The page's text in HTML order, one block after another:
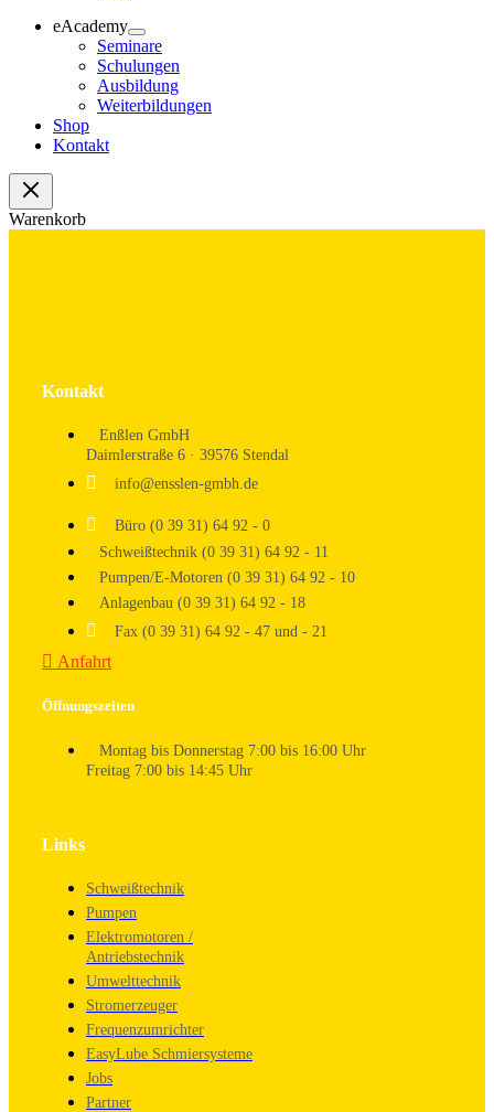
eAcademy
Seminare
Schulungen
Ausbildung
Weiterbildungen
Shop
Kontakt
Warenkorb
Kontakt
Enßlen GmbH
Daimlerstraße 6 · 39576 Stendal
info@ensslen-gmbh.de
Büro (0 39 31) 64 92 - 0
Schweißtechnik (0 39 31) 64 92 - 11
Pumpen/E-Motoren (0 39 31) 64 92 - 10
Anlagenbau (0 39 31) 64 92 - 18
Fax (0 39 31) 64 92 - 47 und - 21
Anfahrt
Öffnungszeiten
Montag bis Donnerstag 7:00 bis 16:00 Uhr
Freitag 7:00 bis 14:45 Uhr
Links
Schweißtechnik
Pumpen
Elektromotoren /
Antriebstechnik
Umwelttechnik
Stromerzeuger
Frequenzumrichter
EasyLube Schmiersysteme
Jobs
Partner